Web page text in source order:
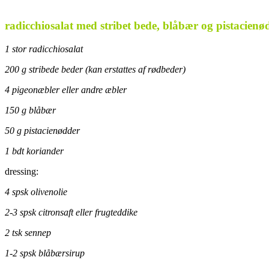
radicchiosalat med stribet bede, blåbær og
1 stor radicchiosalat
200 g stribede beder (kan erstattes af rødbeder)
4 pigeonæbler eller andre æbler
150 g blåbær
50 g pistacienødder
1 bdt koriander
dressing:
4 spsk olivenolie
2-3 spsk citronsaft eller frugteddike
2 tsk sennep
1-2 spsk blåbærsirup